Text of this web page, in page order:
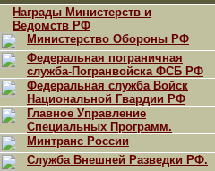
Награды Министерств и
Ведомств РФ
Министерство Обороны РФ
Федеральная пограничная
служба-Погранвойска ФСБ РФ
Федеральная служба Войск
Национальной Гвардии РФ
Главное Управление
Специальных Программ.
Минтранс России
Служба Внешней Разведки РФ.